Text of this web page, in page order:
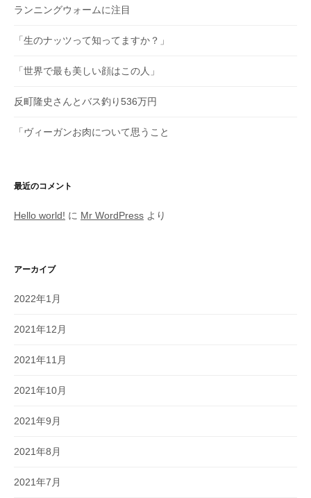
ー
シ
ョ
ランニングウォームに注目
「生のナッツって知ってますか？」
「世界で最も美しい顔はこの人」
反町隆史さんとバス釣り536万円
「ヴィーガンお肉について思うこと
最近のコメント
Hello world! に Mr WordPress より
アーカイブ
2022年1月
2021年12月
2021年11月
2021年10月
2021年9月
2021年8月
2021年7月